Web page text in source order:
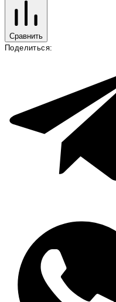
Сравнить
Поделиться: